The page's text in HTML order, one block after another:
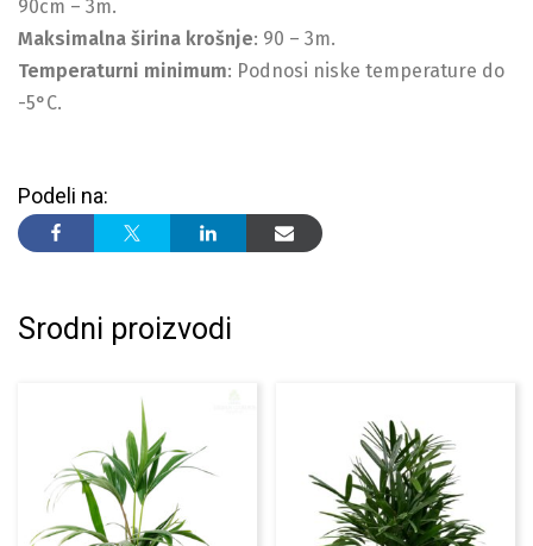
90cm – 3m.
Maksimalna širina krošnje: 90 – 3m.
Temperaturni minimum: Podnosi niske temperature do
-5°C.
Podeli na:
Srodni proizvodi